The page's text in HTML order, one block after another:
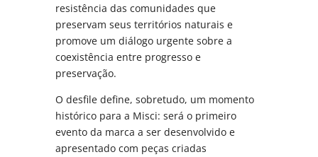
resistência das comunidades que
preservam seus territórios naturais e
promove um diálogo urgente sobre a
coexistência entre progresso e
preservação.
O desfile define, sobretudo, um momento
histórico para a Misci: será o primeiro
evento da marca a ser desenvolvido e
apresentado com peças criadas